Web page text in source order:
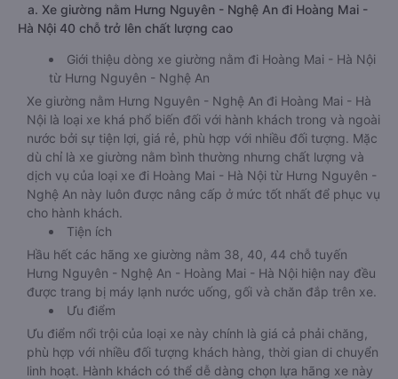
a. Xe giường nằm Hưng Nguyên - Nghệ An đi Hoàng Mai -
Hà Nội 40 chỗ trở lên chất lượng cao
Giới thiệu dòng xe giường nằm đi Hoàng Mai - Hà Nội
từ Hưng Nguyên - Nghệ An
Xe giường nằm Hưng Nguyên - Nghệ An đi Hoàng Mai - Hà
Nội là loại xe khá phổ biến đối với hành khách trong và ngoài
nước bởi sự tiện lợi, giá rẻ, phù hợp với nhiều đối tượng. Mặc
dù chỉ là xe giường nằm bình thường nhưng chất lượng và
dịch vụ của loại xe đi Hoàng Mai - Hà Nội từ Hưng Nguyên -
Nghệ An này luôn được nâng cấp ở mức tốt nhất để phục vụ
cho hành khách.
Tiện ích
Hầu hết các hãng xe giường nằm 38, 40, 44 chỗ tuyến
Hưng Nguyên - Nghệ An - Hoàng Mai - Hà Nội hiện nay đều
được trang bị máy lạnh nước uống, gối và chăn đắp trên xe.
Ưu điểm
Ưu điểm nổi trội của loại xe này chính là giá cả phải chăng,
phù hợp với nhiều đối tượng khách hàng, thời gian di chuyển
linh hoạt. Hành khách có thể dễ dàng chọn lựa hãng xe này